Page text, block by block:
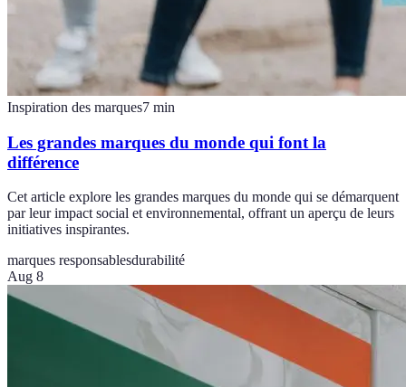
Inspiration des marques7 min
Les grandes marques du monde qui font la
différence
Cet article explore les grandes marques du monde qui se démarquent
par leur impact social et environnemental, offrant un aperçu de leurs
initiatives inspirantes.
marques responsablesdurabilité
Aug 8